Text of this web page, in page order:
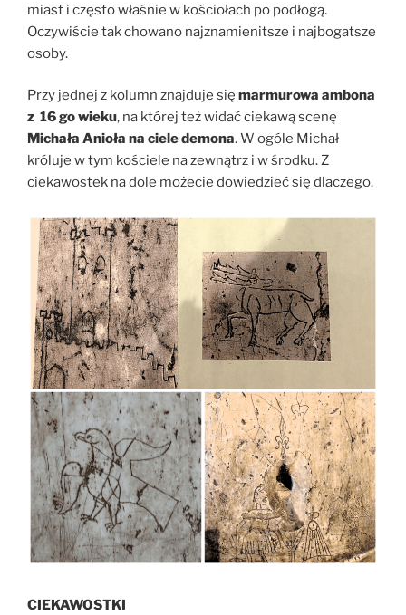
miast i często właśnie w kościołach po podłogą.
Oczywiście tak chowano najznamienitsze i najbogatsze
osoby.
Przy jednej z kolumn znajduje się marmurowa ambona
z 16 go wieku, na której też widać ciekawą scenę
Michała Anioła na ciele demona. W ogóle Michał
króluje w tym kościele na zewnątrz i w środku. Z
ciekawostek na dole możecie dowiedzieć się dlaczego.
CIEKAWOSTKI